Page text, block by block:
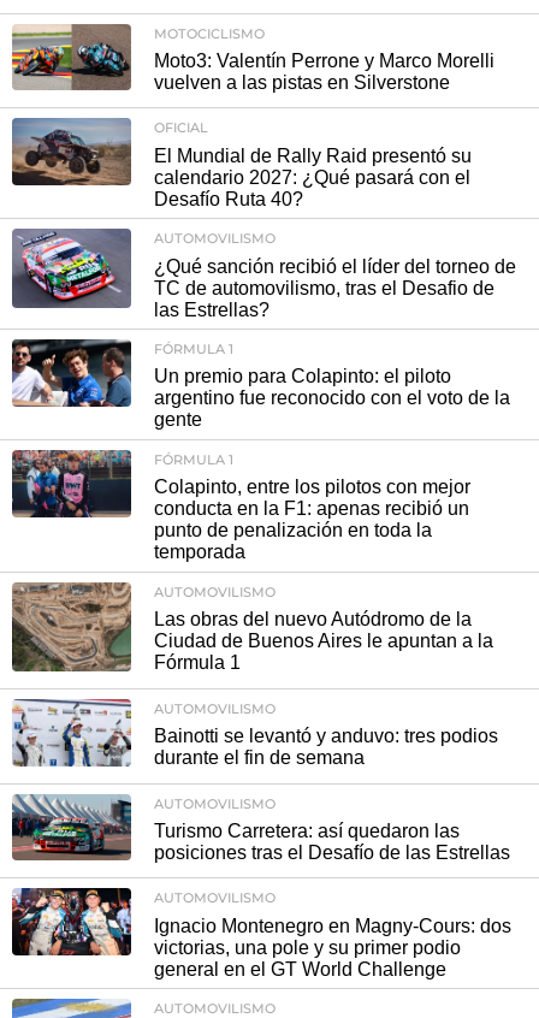
MOTOCICLISMO
Moto3: Valentín Perrone y Marco Morelli
vuelven a las pistas en Silverstone
OFICIAL
El Mundial de Rally Raid presentó su
calendario 2027: ¿Qué pasará con el
Desafío Ruta 40?
AUTOMOVILISMO
¿Qué sanción recibió el líder del torneo de
TC de automovilismo, tras el Desafio de
las Estrellas?
FÓRMULA 1
Un premio para Colapinto: el piloto
argentino fue reconocido con el voto de la
gente
FÓRMULA 1
Colapinto, entre los pilotos con mejor
conducta en la F1: apenas recibió un
punto de penalización en toda la
temporada
AUTOMOVILISMO
Las obras del nuevo Autódromo de la
Ciudad de Buenos Aires le apuntan a la
Fórmula 1
AUTOMOVILISMO
Bainotti se levantó y anduvo: tres podios
durante el fin de semana
AUTOMOVILISMO
Turismo Carretera: así quedaron las
posiciones tras el Desafío de las Estrellas
AUTOMOVILISMO
Ignacio Montenegro en Magny-Cours: dos
victorias, una pole y su primer podio
general en el GT World Challenge
AUTOMOVILISMO